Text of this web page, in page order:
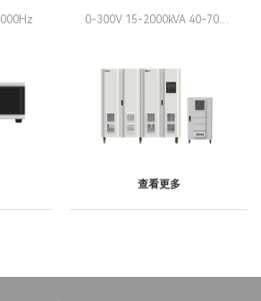
15-1000Hz
0-300V 15-2000kVA 40-70Hz
查看更多